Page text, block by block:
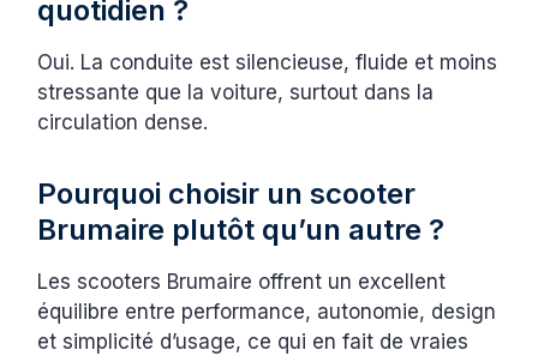
quotidien ?
Oui. La conduite est silencieuse, fluide et moins
stressante que la voiture, surtout dans la
circulation dense.
Pourquoi choisir un scooter
Brumaire plutôt qu’un autre ?
Les scooters Brumaire offrent un excellent
équilibre entre performance, autonomie, design
et simplicité d’usage, ce qui en fait de vraies